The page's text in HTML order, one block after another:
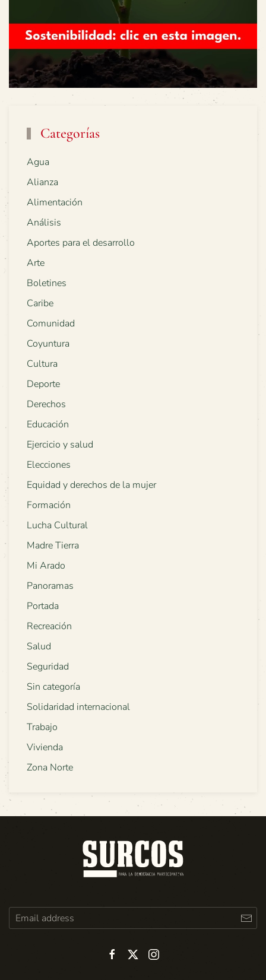
Categorías
Agua
Alianza
Alimentación
Análisis
Aportes para el desarrollo
Arte
Boletines
Caribe
Comunidad
Coyuntura
Cultura
Deporte
Derechos
Educación
Ejercicio y salud
Elecciones
Equidad y derechos de la mujer
Formación
Lucha Cultural
Madre Tierra
Mi Arado
Panoramas
Portada
Recreación
Salud
Seguridad
Sin categoría
Solidaridad internacional
Trabajo
Vivienda
Zona Norte